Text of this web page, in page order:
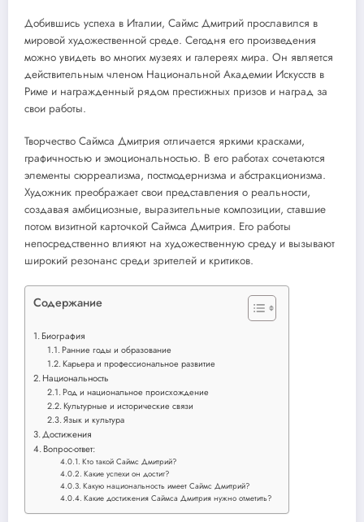
Добившись успеха в Италии, Саймс Дмитрий прославился в
мировой художественной среде. Сегодня его произведения
можно увидеть во многих музеях и галереях мира. Он является
действительным членом Национальной Академии Искусств в
Риме и награжденный рядом престижных призов и наград за
свои работы.
Творчество Саймса Дмитрия отличается яркими красками,
графичностью и эмоциональностью. В его работах сочетаются
элементы сюрреализма, постмодернизма и абстракционизма.
Художник преображает свои представления о реальности,
создавая амбициозные, выразительные композиции, ставшие
потом визитной карточкой Саймса Дмитрия. Его работы
непосредственно влияют на художественную среду и вызывают
широкий резонанс среди зрителей и критиков.
Содержание
Биография
Ранние годы и образование
Карьера и профессиональное развитие
Национальность
Род и национальное происхождение
Культурные и исторические связи
Язык и культура
Достижения
Вопрос-ответ:
Кто такой Саймс Дмитрий?
Какие успехи он достиг?
Какую национальность имеет Саймс Дмитрий?
Какие достижения Саймса Дмитрия нужно отметить?